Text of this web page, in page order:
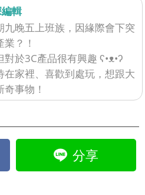
輯
九晚五上班族，因緣際會下突
？！
於3C產品很有興趣 ʕ•ᴥ•ʔ
在家裡、喜歡到處玩，想跟大
事物！
分享